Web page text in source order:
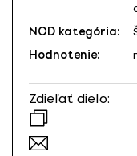
NCD kategória:
Hodnotenie:
Zdieľať dielo: